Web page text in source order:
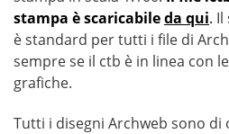
stampa è scaricabileda qui. Il
è standard per tutti i file di
sempre se il ctb è in linea con
grafiche.
Tutti i disegni Archweb sono